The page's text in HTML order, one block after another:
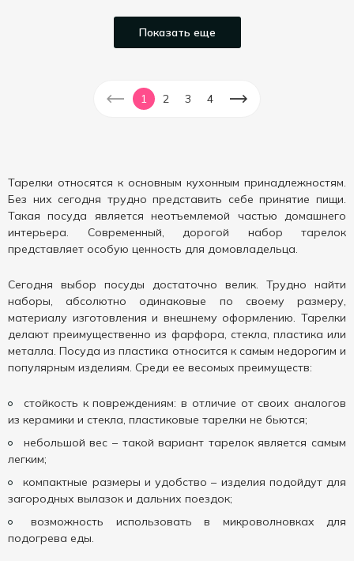
Показать еще
1 2 3 4
Тарелки относятся к основным кухонным принадлежностям.
Без них сегодня трудно представить себе принятие пищи.
Такая посуда является неотъемлемой частью домашнего
интерьера. Современный, дорогой набор тарелок
представляет особую ценность для домовладельца.
Сегодня выбор посуды достаточно велик. Трудно найти
наборы, абсолютно одинаковые по своему размеру,
материалу изготовления и внешнему оформлению. Тарелки
делают преимущественно из фарфора, стекла, пластика или
металла. Посуда из пластика относится к самым недорогим и
популярным изделиям. Среди ее весомых преимуществ:
стойкость к повреждениям: в отличие от своих аналогов
из керамики и стекла, пластиковые тарелки не бьются;
небольшой вес – такой вариант тарелок является самым
легким;
компактные размеры и удобство – изделия подойдут для
загородных вылазок и дальних поездок;
возможность использовать в микроволновках для
подогрева еды.